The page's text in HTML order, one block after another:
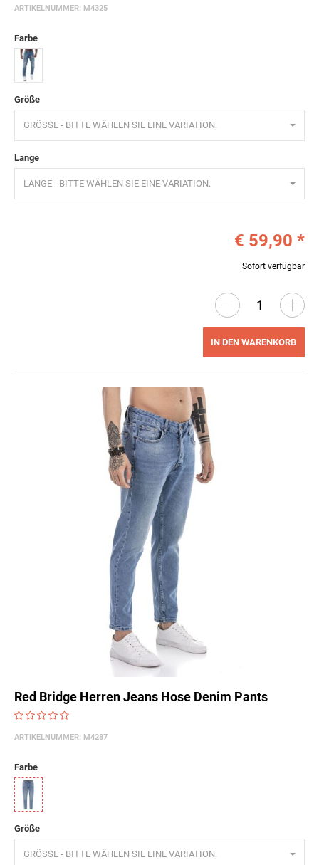
ARTIKELNUMMER: M4325
Farbe
Blau
Größe
GRÖSSE - BITTE WÄHLEN SIE EINE VARIATION.
Lange
LANGE - BITTE WÄHLEN SIE EINE VARIATION.
€ 59,90 *
Sofort verfügbar
IN DEN WARENKORB
Red Bridge Herren Jeans Hose Denim Pants
ARTIKELNUMMER: M4287
Farbe
Blau
Größe
GRÖSSE - BITTE WÄHLEN SIE EINE VARIATION.